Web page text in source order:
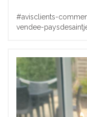
#avisclients-
vendee-